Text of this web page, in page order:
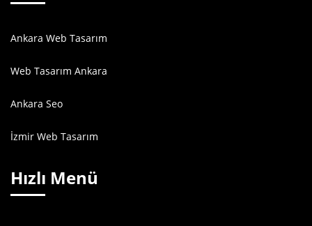
Ankara Web Tasarım
Web Tasarım Ankara
Ankara Seo
İzmir Web Tasarım
Hızlı Menü